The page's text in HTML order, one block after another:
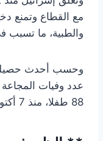
مع القطاع وتمنع
والطبية، ما
وحسب أحدث حصيلة
88 طفلا، منذ 7 أكتوبر/ تشرين الأول 2023.